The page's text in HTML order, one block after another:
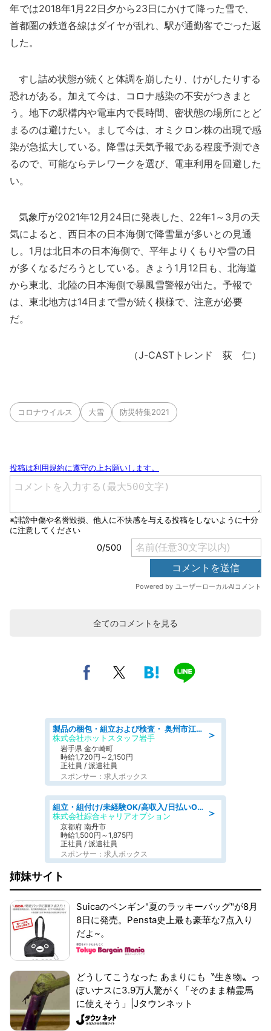
年では2018年1月22日夕から23日にかけて降った雪で、
首都圏の鉄道各線はダイヤが乱れ、駅が通勤客でごった返
した。
すし詰め状態が続くと体調を崩したり、けがしたりする
恐れがある。加えて今は、コロナ感染の不安がつきまと
う。地下の駅構内や電車内で長時間、密状態の場所にとど
まるのは避けたい。まして今は、オミクロン株の出現で感
染が急拡大している。降雪は天気予報である程度予測でき
るので、可能ならテレワークを選び、電車利用を回避した
い。
気象庁が2021年12月24日に発表した、22年1～3月の天
気によると、西日本の日本海側で降雪量が多いとの見通
し。1月は北日本の日本海側で、平年よりくもりや雪の日
が多くなるだろうとしている。きょう1月12日も、北海道
から東北、北陸の日本海側で暴風雪警報が出た。予報で
は、東北地方は14日まで雪が続く模様で、注意が必要
だ。
（J-CASTトレンド 荻 仁）
コロナウイルス 大雪 防災特集2021
全てのコメントを見る
＞
製品の梱包・組立および検査・ 奥州市江刺/大手企業で長期安定 梱包・検査・組立/半年経過毎に5万円の報奨金有
株式会社ホットスタッフ岩手
岩手県 金ケ崎町
時給1,720円～2,150円
正社員 / 派遣社員
スポンサー：求人ボックス
＞
組立・組付け/未経験OK/高収入/日払いOK/寮費無料/交替制
株式会社綜合キャリアオプション
京都府 南丹市
時給1,500円～1,875円
正社員 / 派遣社員
スポンサー：求人ボックス
姉妹サイト
Suicaのペンギン"夏のラッキーバッグ"が8月
8日に発売。Pensta史上最も豪華な7点入り
だよ~。
どうしてこうなった あまりにも〝生き物〟っ
ぽいナスに3.9万人驚がく「そのまま精霊馬
に使えそう」|Jタウンネット